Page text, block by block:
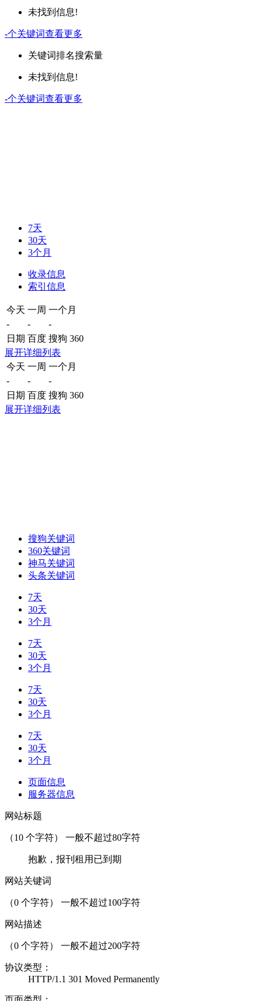
未找到信息!
-个关键词查看更多
关键词排名搜索量
未找到信息!
-个关键词查看更多
7天
30天
3个月
收录信息
索引信息
今天 一周 一个月
-
-
-
日期 百度 搜狗 360
展开详细列表
今天 一周 一个月
-
-
-
日期 百度 搜狗 360
展开详细列表
搜狗关键词
360关键词
神马关键词
头条关键词
7天
30天
3个月
7天
30天
3个月
7天
30天
3个月
7天
30天
3个月
页面信息
服务器信息
网站标题
（10 个字符） 一般不超过80字符
抱歉，报刊租用已到期
网站关键词
（0 个字符） 一般不超过100字符
网站描述
（0 个字符） 一般不超过200字符
协议类型：
HTTP/1.1 301 Moved Permanently